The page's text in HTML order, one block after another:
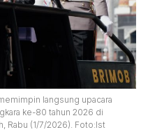
langsung upacara
ke-80 tahun 2026 di
Rabu (1/7/2026). Foto:Ist